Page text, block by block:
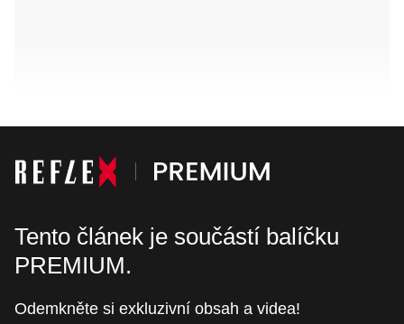
Tento článek je součástí balíčku
PREMIUM.
Odemkněte si exkluzivní obsah a videa!